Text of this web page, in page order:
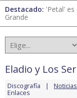
Destacado: 'Petal'
Grande
Eladio y Los
Discografía Noticias
Enlaces